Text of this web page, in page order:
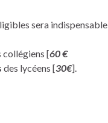
sera indispensable
collégiens [60 €
des lycéens [30€].